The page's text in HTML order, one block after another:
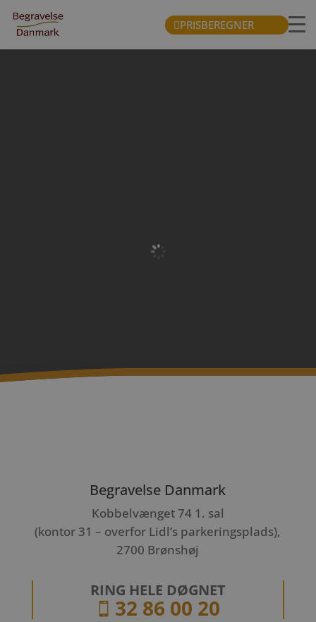
PRISBEREGNER
Begravelse Danmark
Kobbelvænget 74 1. sal
(kontor 31 – overfor Lidl’s parkeringsplads),
2700 Brønshøj
RING HELE DØGNET
 32 86 00 20